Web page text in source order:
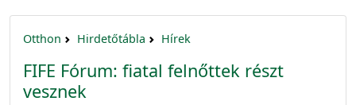
Otthon Hirdetőtábla Hírek
FIFE Fórum: fiatal felnőttek részt
vesznek